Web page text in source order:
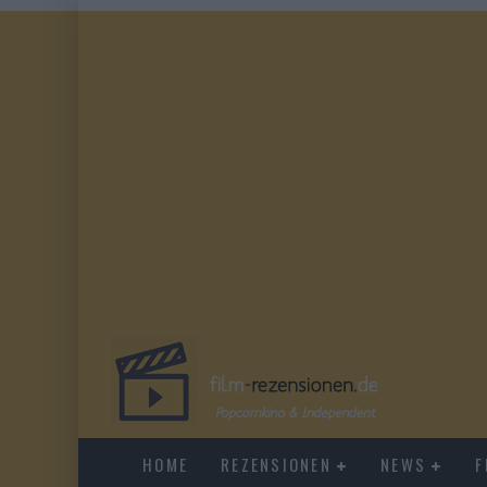
HOME REZENSIONEN NEWS